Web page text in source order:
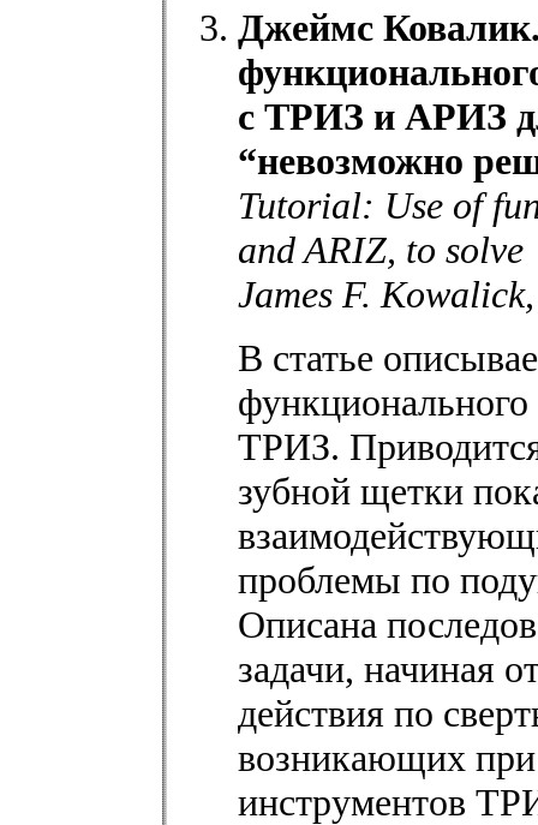
Джеймс
с ТРИЗ и АРИЗ
“невозможно
Tutorial: Use of
and ARIZ, to
James F.
В статье
ТРИЗ.
зубной щетки
проблемы по
Описана
задачи, начиная
действия по
возникающих при
инструментов